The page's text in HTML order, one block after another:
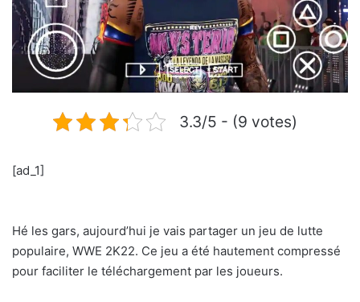
3.3/5 - (9 votes)
[ad_1]
Hé les gars, aujourd’hui je vais partager un jeu de lutte
populaire, WWE 2K22. Ce jeu a été hautement compressé
pour faciliter le téléchargement par les joueurs.